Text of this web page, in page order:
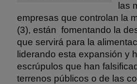
las
empresas que controlan la
(3), están fomentando la
que servirá para la
liderando esta expansión y
escrúpulos que han
terrenos públicos o de las